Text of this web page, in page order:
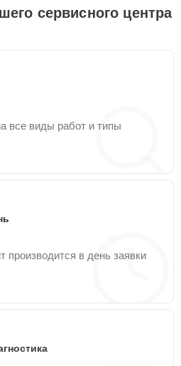
сервисного центра
все виды работ и типы
производится в день заявки